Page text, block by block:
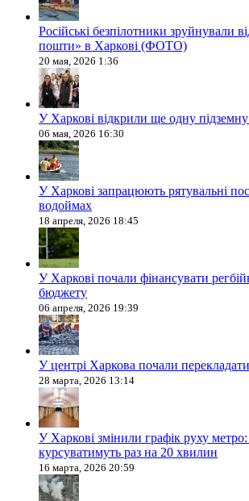
Російські безпілотники зруйнували
пошти» в Харкові (ФОТО)
20 мая, 2026 1:36
У Харкові відкрили ще одну
06 мая, 2026 16:30
У Харкові запрацюють рятувальні
водоймах
18 апреля, 2026 18:45
У Харкові почали фінансувати
бюджету
06 апреля, 2026 19:39
У центрі Харкова почали
28 марта, 2026 13:14
У Харкові змінили графік руху метро:
курсуватимуть раз на 20 хвилин
16 марта, 2026 20:59